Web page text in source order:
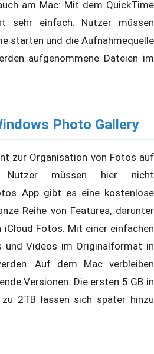
am Mac: Mit dem QuickTime
sehr einfach. Nutzer müssen
starten und die Aufnahmequelle
aufgenommene Dateien im
Photo Gallery
zur Organisation von Fotos auf
Nutzer müssen hier nicht
App gibt es eine kostenlose
Reihe von Features, darunter
iCloud Fotos. Mit einer einfachen
und Videos im Originalformat in
Auf dem Mac verbleiben
Versionen. Die ersten 5 GB in
2TB lassen sich später hinzu